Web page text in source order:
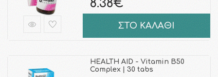
8.38€
ΣΤΟ ΚΑΛΑΘΙ
HEALTH AID - Vitamin B50
Complex | 30 tabs